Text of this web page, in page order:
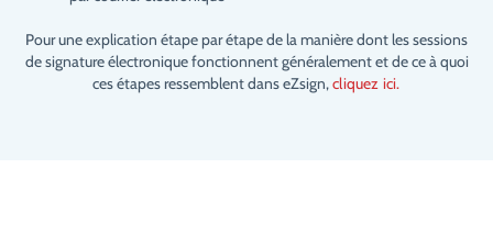
Pour une explication étape par étape de la manière dont les sessions
de signature électronique fonctionnent généralement et de ce à quoi
ces étapes ressemblent dans eZsign,cliquez ici.